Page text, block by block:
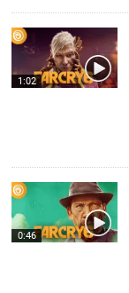
1:02
0:46